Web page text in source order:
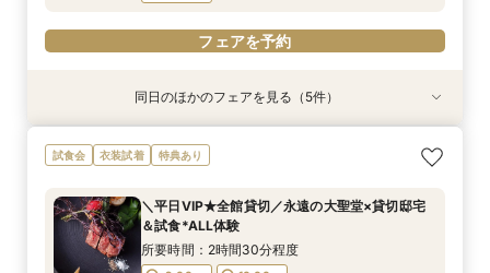
フェアを予約
衣装試着 特典あり
8/23(日)
【見積相談会】結婚式費用を抑えて挙げるコツを
教えます♪
9:00〜
10:00〜
13:00〜
15:30〜
衣装試着 特典あり
8/23(日)
＜料理重視の方へ◎＞こだわり抜いた記憶に残る
美食体験◇黒毛和牛3万試食付き！骨格診断＆お
所要時間：2時間30分程度
13:00〜
15:30〜
衣装試着 特典あり
8/23(日)
【初見学におすすめ】贅沢和牛試食×大聖堂チャ
ペル×模擬披露宴
9:00〜
10:00〜
13:00〜
15:30〜
衣装試着 特典あり
8/23(日)
【徹底比較*2件目以降の方へ】見積相談×全館見
学&国産牛試食付
9:00〜
10:00〜
13:00〜
15:30〜
衣装試着 特典あり
8/23(日)
＼10～30名★邸宅貸切OK／プライベート挙式＆
家族婚相談×試食会
10:00〜
13:00〜
15:30〜
同日のほかのフェアを見る（5件）
試食会 衣装試着 特典あり
＼平日VIP★全館貸切／永遠の大聖堂×貸切邸宅
＆試食*ALL体験
所要時間：2時間30分程度